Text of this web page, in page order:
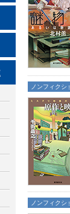
ノンフィクシ
ノンフィクシ